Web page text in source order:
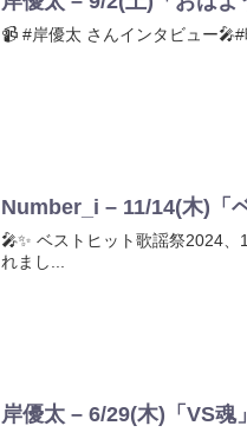
📹️ #岸優太 さんインタビュー
Number_i – 11/14(木)「
🎤✨ ベストヒット歌謡祭2024
れまし...
岸優太 – 6/29(木)「VS魂」